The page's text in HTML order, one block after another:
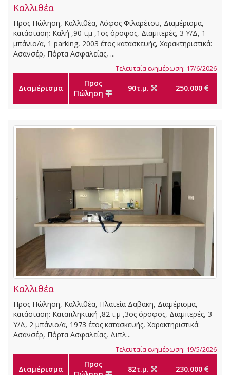
Καλλιθέα
Προς Πώληση, Καλλιθέα, Λόφος Φιλαρέτου, Διαμέρισμα,
κατάσταση: Καλή ,90 τ.μ ,1ος όροφος, Διαμπερές, 3 Υ/Δ, 1
μπάνιο/α, 1 parking, 2003 έτος κατασκευής, Χαρακτηριστικά:
Ασανσέρ, Πόρτα Ασφαλείας, ...
Τελευταία ενημέρωση: 17/6/2026
Διαμέρισμα
Προς
Πώληση
90τ.μ. 250.000
Καλλιθέα
Προς Πώληση, Καλλιθέα, Πλατεία Δαβάκη, Διαμέρισμα,
κατάσταση: Καταπληκτική ,82 τ.μ ,3ος όροφος, Διαμπερές, 3
Υ/Δ, 2 μπάνιο/α, 1973 έτος κατασκευής, Χαρακτηριστικά:
Ασανσέρ, Πόρτα Ασφαλείας, Διπλ...
Τελευταία ενημέρωση: 19/5/2026
Διαμέρισμα
Προς
82τ.μ. 230.000